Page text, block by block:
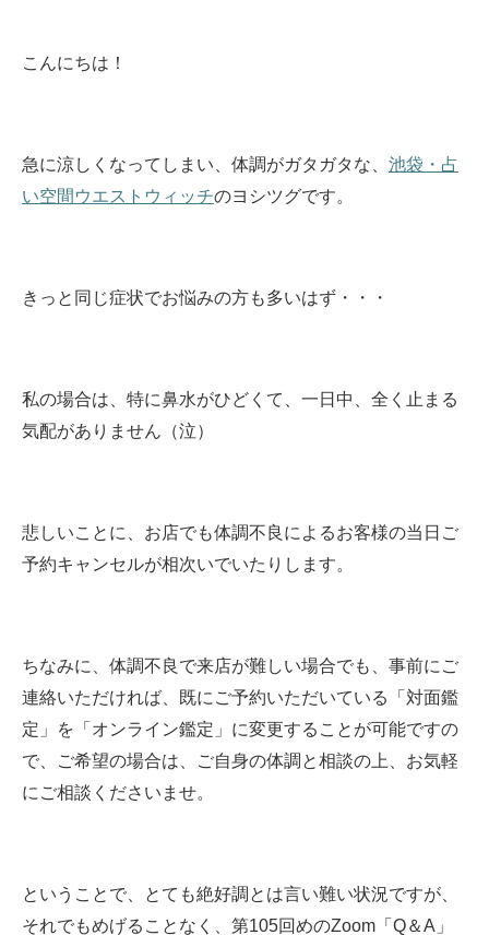
こんにちは！
急に涼しくなってしまい、体調がガタガタな、 池袋・占
い空間ウエストウィッチのヨシツグです。
きっと同じ症状でお悩みの方も多いはず・・・
私の場合は、特に鼻水がひどくて、一日中、全く止まる
気配がありません（泣）
悲しいことに、お店でも体調不良によるお客様の当日ご
予約キャンセルが相次いでいたりします。
ちなみに、体調不良で来店が難しい場合でも、事前にご
連絡いただければ、既にご予約いただいている「対面鑑
定」を「オンライン鑑定」に変更することが可能ですの
で、ご希望の場合は、ご自身の体調と相談の上、お気軽
にご相談くださいませ。
ということで、とても絶好調とは言い難い状況ですが、
それでもめげることなく、第105回めのZoom「Q＆A」